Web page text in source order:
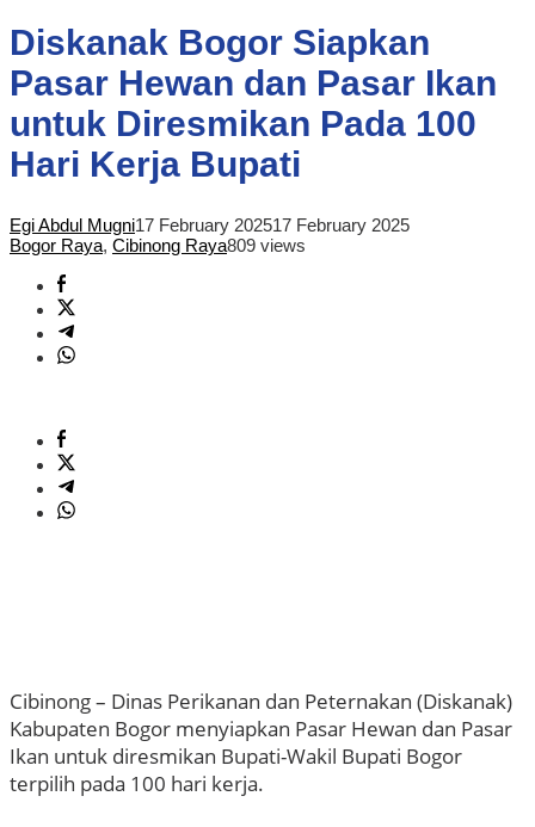
Diskanak Bogor Siapkan
Pasar Hewan dan Pasar Ikan
untuk Diresmikan Pada 100
Hari Kerja Bupati
Egi Abdul Mugni17 February 202517 February 2025
Bogor Raya, Cibinong Raya809 views
Cibinong – Dinas Perikanan dan Peternakan (Diskanak)
Kabupaten Bogor menyiapkan Pasar Hewan dan Pasar
Ikan untuk diresmikan Bupati-Wakil Bupati Bogor
terpilih pada 100 hari kerja.